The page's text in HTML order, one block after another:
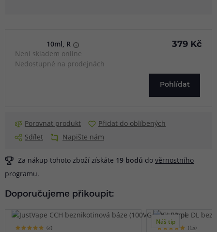
10ml, R
Není skladem online
Nedostupné na prodejnách
379 Kč
Pohlídat
Porovnat produkt
Přidat do oblíbených
Sdílet
Napište nám
Za nákup tohoto zboží získáte 19 bodů do věrnostního
programu.
Doporučujeme přikoupit:
(2)
Náš tip
(15)